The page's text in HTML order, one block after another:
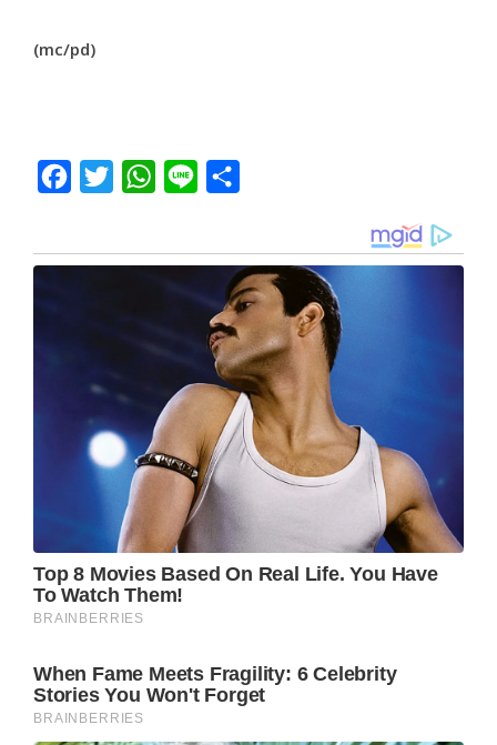
(mc/pd)
Facebook
Twitter WhatsApp
Line